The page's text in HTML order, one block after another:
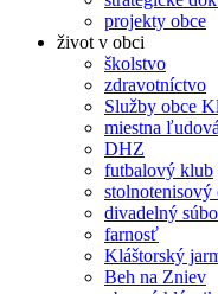
projekty obce
život v obci
školstvo
zdravotníctvo
Služby obce
miestna
DHZ
futbalový klub
stolnotenisový
divadelný
farnosť
Kláštorský
Beh na Zniev